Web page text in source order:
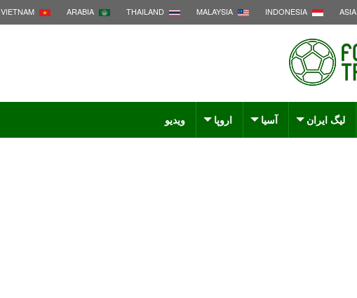
ASIA
INDONESIA
MALAYSIA
THAILAND
ARABIA
VIETNAM
لیگ ایران آسیا اروپا ویدیو